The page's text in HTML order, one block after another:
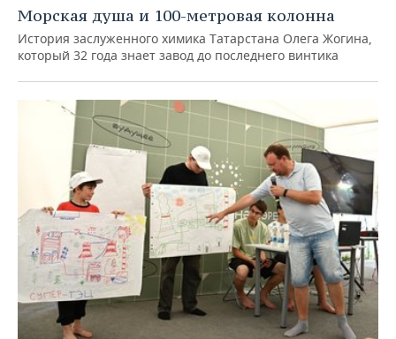
Морская душа и 100-метровая колонна
История заслуженного химика Татарстана Олега Жогина,
который 32 года знает завод до последнего винтика